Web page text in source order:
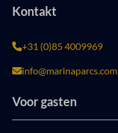
Kontakt
+31 (0)85 4009969
info@marinaparcs.com
Voor gasten